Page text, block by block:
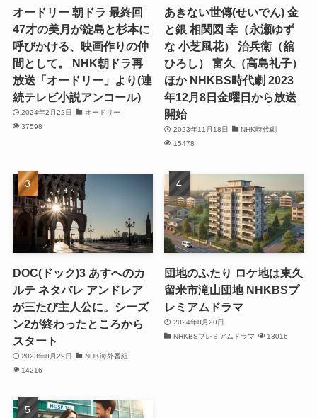
オードリー 朝ドラ 最終回
47才の美月が錠島と杉本に
呼びかける、映画作りの仲
間として。 NHK朝ドラ再
放送「オードリー」より(連
続テレビ小説アンコール)
2024年2月22日
オードリー
37598
あきない世傳(せいでん) 金
と銀 相関図 幸（永瀬ゆず
な 小芝風花） 治兵衛（舘
ひろし） 富久（高島礼子）
ほか NHKBS時代劇 2023
年12月8日金曜日から放送
開始
2023年11月18日
NHK時代劇
15478
DOC(ドック)3 あすへのカ
ルテ ネタバレ アンドレア
が三たび主人公に。シーズ
ン2が終わったところから
スタート
2023年8月29日
NHK海外番組
14216
団地のふたり ロケ地は東久
留米市滝山団地 NHKBSプ
レミアムドラマ
2024年8月20日
NHKBSプレミアムドラマ
13016